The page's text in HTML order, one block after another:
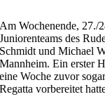
Am Wochenende, 27./
Juniorenteams des
Schmidt und Michael
Mannheim. Ein erster
eine Woche zuvor
Regatta vorbereitet